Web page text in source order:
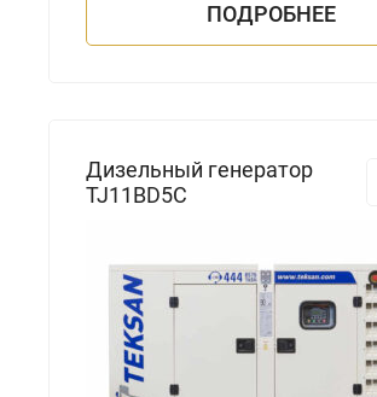
ПОДРОБНЕЕ
Дизельный генератор
TJ11BD5C